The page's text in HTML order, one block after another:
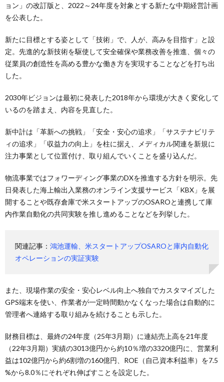
ョン」の改訂版と、2022～24年度を対象とする新たな中期経営計画
を公表した。
新たに目標とする姿として「技術」で、人が、高みを目指す」と設
定。先進的な新技術を駆使して安全確保や業務改善を推進、個々の
従業員の創造性を高める豊かな働き方を実現することなどを打ち出
した。
2030年ビジョンは最初に発表した2018年から環境が大きく変化して
いるのを踏まえ、内容を見直した。
新中計は「革新への挑戦」「安全・安心の追求」「サステナビリテ
ィの追求」「収益力の向上」を柱に据え、メディカル関連を新規に
注力事業として位置付け、取り組んでいくことを盛り込んだ。
物流事業ではフォワーディング事業のDXを推進する方針を明示。先
日発表した海上輸出入業務のオンライン支援サービス「KBX」を展
開することや既存倉庫で米スタートアップのOSAROと連携して庫
内作業自動化の共同実験を推し進めることなどを列挙した。
関連記事： 鴻池運輸、米スタートアップOSAROと庫内自動化
オペレーションの実証実験
また、現場作業の安全・安心レベル向上へ独自でカスタマイズした
GPS端末を使い、作業者が一定時間動かなくなった場合は自動的に
管理者へ連絡する取り組みを続けることも示した。
財務目標は、最終の24年度（25年3月期）に連結売上高を21年度
（22年3月期）実績の3013億円から約10％増の3320億円に、営業利
益は102億円から約6割増の160億円、ROE（自己資本利益率）を7.5
%から8.0％にそれぞれ伸ばすことを設定した。